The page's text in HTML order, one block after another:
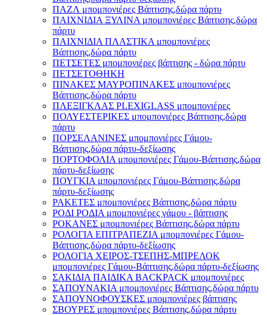
ΠΑΖΛ μπομπονιέρες Βάπτισης,δώρα πάρτυ
ΠΑΙΧΝΙΔΙΑ ΞΥΛΙΝΑ μπομπονιέρες Βάπτισης,δώρα
πάρτυ
ΠΑΙΧΝΙΔΙΑ ΠΛΑΣΤΙΚΑ μπομπονιέρες
Βάπτισης,δώρα πάρτυ
ΠΕΤΣΕΤΕΣ μπομπονιέρες βάπτισης - δώρα πάρτυ
ΠΕΤΣΕΤΟΘΗΚΗ
ΠΙΝΑΚΕΣ ΜΑΥΡΟΠΙΝΑΚΕΣ μπομπονιέρες
Βάπτισης,δώρα πάρτυ
ΠΛΕΞΙΓΚΛΑΣ PLEXIGLASS μπομπονιέρες
ΠΟΛΥΕΣΤΕΡΙΚΕΣ μπομπονιέρες Βάπτισης,δώρα
πάρτυ
ΠΟΡΣΕΛΑΝΙΝΕΣ μπομπονιέρες Γάμου-
Βάπτισης,δώρα πάρτυ-δεξίωσης
ΠΟΡΤΟΦΟΛΙΑ μπομπονιέρες Γάμου-Βάπτισης,δώρα
πάρτυ-δεξίωσης
ΠΟΥΓΚΙΑ μπομπονιέρες Γάμου-Βάπτισης,δώρα
πάρτυ-δεξίωσης
ΡΑΚΕΤΕΣ μπομπονιέρες Βάπτισης,δώρα πάρτυ
ΡΟΔΙ ΡΟΔΙΑ μπομπονιέρες γάμου - βάπτισης
ΡΟΚΑΝΕΣ μπομπονιέρες Βάπτισης,δώρα πάρτυ
ΡΟΛΟΓΙΑ ΕΠΙΤΡΑΠΕΖΙΑ μπομπονιέρες Γάμου-
Βάπτισης,δώρα πάρτυ-δεξίωσης
ΡΟΛΟΓΙΑ ΧΕΙΡΟΣ-ΤΣΕΠΗΣ-ΜΠΡΕΛΟΚ
μπομπονιέρες Γάμου-Βάπτισης,δώρα πάρτυ-δεξίωσης
ΣΑΚΙΔΙΑ ΠΑΙΔΙΚΑ BACKPACK μπομπονιέρες
ΣΑΠΟΥΝΑΚΙΑ μπομπονιέρες Βάπτισης,δώρα πάρτυ
ΣΑΠΟΥΝΟΦΟΥΣΚΕΣ μπομπονιέρες βάπτισης
ΣΒΟΥΡΕΣ μπομπονιέρες Βάπτισης,δώρα πάρτυ